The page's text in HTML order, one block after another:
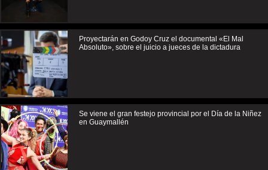
Proyectarán en Godoy Cruz el documental «El Mal
Absoluto», sobre el juicio a jueces de la dictadura
Se viene el gran festejo provincial por el Día de la Niñez
en Guaymallén